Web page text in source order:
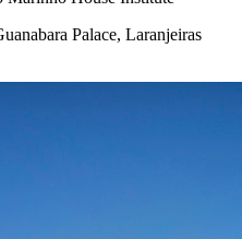
Palace, Laranjeiras